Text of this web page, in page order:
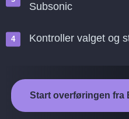
Subsonic
Kontroller valget og
Start overføringen fra